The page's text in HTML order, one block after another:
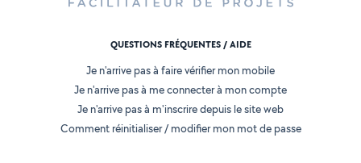
QUESTIONS FRÉQUENTES / AIDE
Je n'arrive pas à faire vérifier mon mobile
Je n'arrive pas à me connecter à mon compte
Je n'arrive pas à m'inscrire depuis le site web
Comment réinitialiser / modifier mon mot de passe